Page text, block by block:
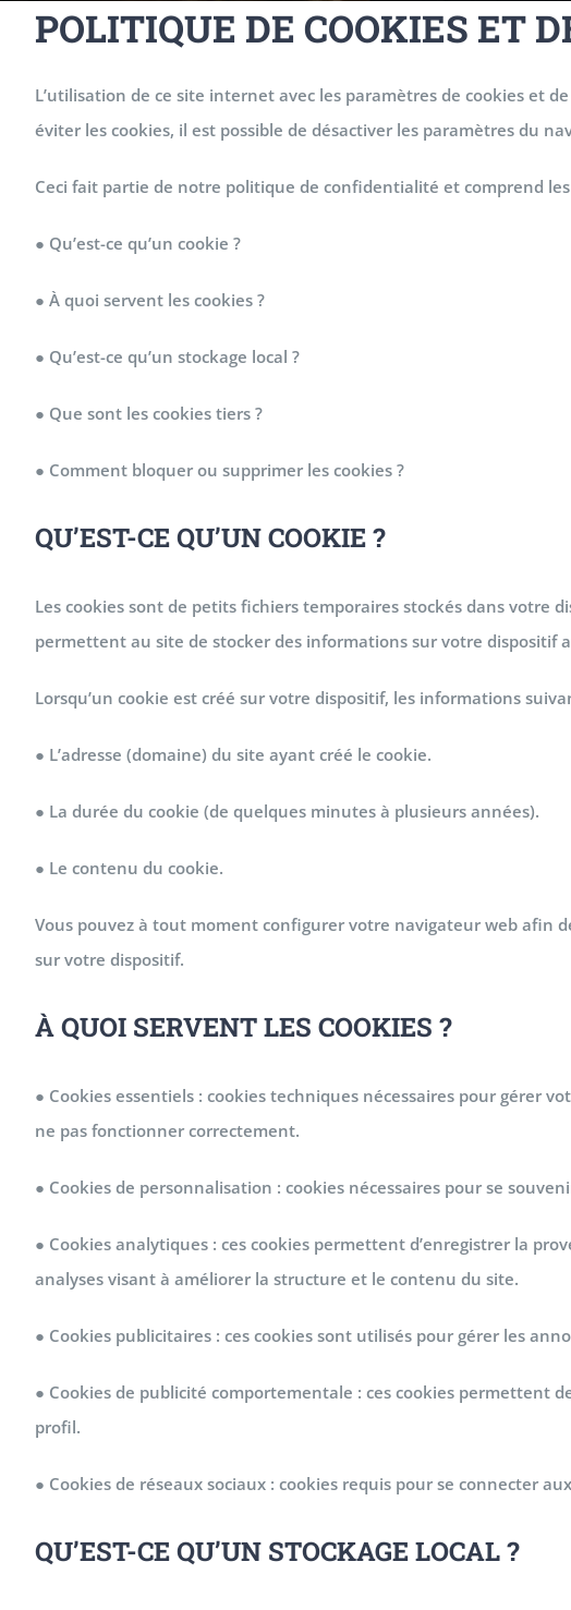
POLITIQUE DE COOKIES ET
L’utilisation de ce site internet avec les paramètres de cookies et
éviter les cookies, il est possible de désactiver les paramètres du
Ceci fait partie de notre politique de confidentialité et comprend
● Qu’est-ce qu’un cookie ?
● À quoi servent les cookies ?
● Qu’est-ce qu’un stockage local ?
● Que sont les cookies tiers ?
● Comment bloquer ou supprimer les cookies ?
QU’EST-CE QU’UN COOKIE ?
Les cookies sont de petits fichiers temporaires stockés dans
permettent au site de stocker des informations sur votre dispositif
Lorsqu’un cookie est créé sur votre dispositif, les informations
● L’adresse (domaine) du site ayant créé le cookie.
● La durée du cookie (de quelques minutes à plusieurs années).
● Le contenu du cookie.
Vous pouvez à tout moment configurer votre navigateur web afin
sur votre dispositif.
À QUOI SERVENT LES COOKIES ?
● Cookies essentiels : cookies techniques nécessaires pour gérer
ne pas fonctionner correctement.
● Cookies de personnalisation : cookies nécessaires pour se
● Cookies analytiques : ces cookies permettent d’enregistrer la
analyses visant à améliorer la structure et le contenu du site.
● Cookies publicitaires : ces cookies sont utilisés pour gérer les
● Cookies de publicité comportementale : ces cookies permettent
profil.
● Cookies de réseaux sociaux : cookies requis pour se connecter
QU’EST-CE QU’UN STOCKAGE LOCAL ?